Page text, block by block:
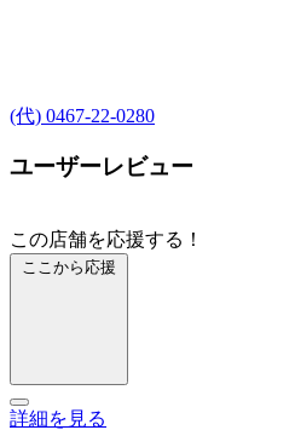
(代) 0467-22-0280
ユーザーレビュー
この店舗を応援する！
ここから応援
詳細を見る